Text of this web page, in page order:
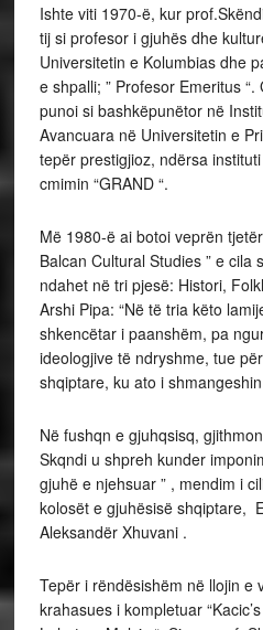
Ishte viti 1970-ë, kur
tij si profesor i gjuhës dhe
Universitetin e Kolumbias dhe
e shpalli; ” Profesor Emeritus
punoi si bashkëpunëtor në
Avancuara në Universitetin e
tepër prestigjioz, ndërsa
cmimin “GRAND “.
Më 1980-ë ai botoi veprën
Balcan Cultural Studies ” e cila
ndahet në tri pjesë: Histori,
Arshi Pipa: “Në të tria këto
shkencëtar i paanshëm, pa
ideologjive të ndryshme, tue
shqiptare, ku ato i
Në fushqn e gjuhqsisq,
Skqndi u shpreh kunder
gjuhë e njehsuar ” , mendim i
kolosët e gjuhësisë shqiptare,
Aleksandër Xhuvani .
Tepër i rëndësishëm në llojin e
krahasues i kompletuar